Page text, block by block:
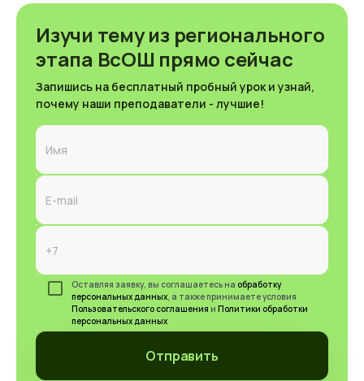
Изучи тему из регионального
этапа ВсОШ прямо сейчас
Запишись на бесплатный пробный урок и узнай,
почему наши преподаватели - лучшие!
Оставляя заявку, вы соглашаетесь на обработку
персональных данных, а также принимаете условия
Пользовательского соглашения и Политики обработки
персональных данных
Отправить